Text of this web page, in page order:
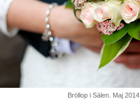
Bröllop i Sälen. Maj